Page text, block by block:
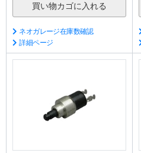
ネオガレージ在庫数確認
詳細ページ